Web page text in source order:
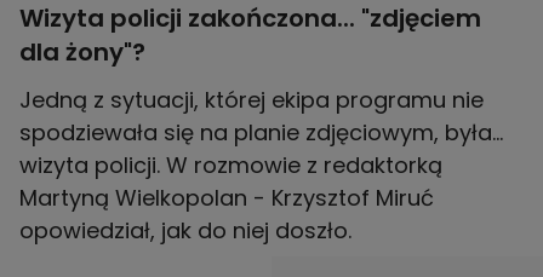
Wizyta policji zakończona... "zdjęciem
dla żony"?
Jedną z sytuacji, której ekipa programu nie
spodziewała się na planie zdjęciowym, była...
wizyta policji. W rozmowie z redaktorką
Martyną Wielkopolan - Krzysztof Miruć
opowiedział, jak do niej doszło.